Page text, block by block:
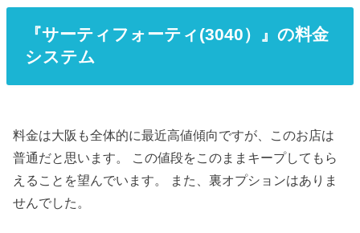
『サーティフォーティ(3040）』の料金
システム
料金は大阪も全体的に最近高値傾向ですが、このお店は
普通だと思います。 この値段をこのままキープしてもら
えることを望んでいます。 また、裏オプションはありま
せんでした。